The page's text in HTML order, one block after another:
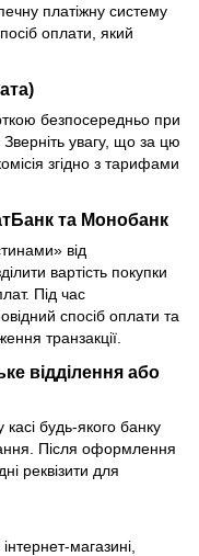
платіжну систему
оплати, який
безпосередньо при
увагу, що за цю
згідно з тарифами
та Монобанк
від
вартість покупки
Під час
спосіб оплати та
транзакції.
відділення або
будь-якого банку
Після оформлення
реквізити для
магазині,